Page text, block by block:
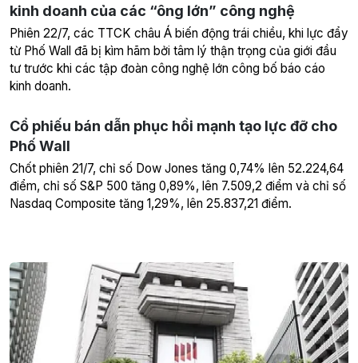
kinh doanh của các “ông lớn” công nghệ
Phiên 22/7, các TTCK châu Á biến động trái chiều, khi lực đẩy
từ Phố Wall đã bị kìm hãm bởi tâm lý thận trọng của giới đầu
tư trước khi các tập đoàn công nghệ lớn công bố báo cáo
kinh doanh.
Cổ phiếu bán dẫn phục hồi mạnh tạo lực đỡ cho
Phố Wall
Chốt phiên 21/7, chỉ số Dow Jones tăng 0,74% lên 52.224,64
điểm, chỉ số S&P 500 tăng 0,89%, lên 7.509,2 điểm và chỉ số
Nasdaq Composite tăng 1,29%, lên 25.837,21 điểm.